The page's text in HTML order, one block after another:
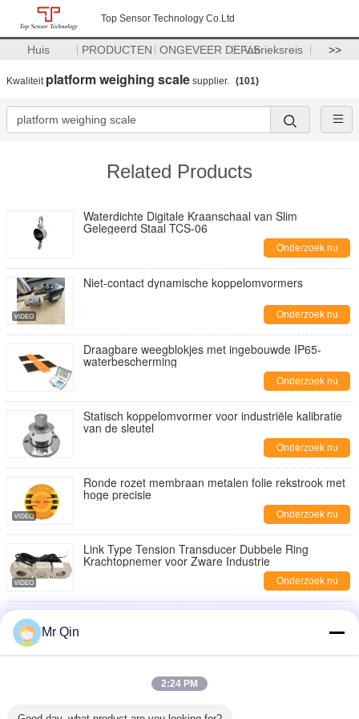
Top Sensor Technology Co.Ltd
Huis PRODUCTEN ONGEVEER DE V.S.Fabrieksreis >>
Kwaliteit platform weighing scale supplier. (101)
Related Products
Waterdichte Digitale Kraanschaal van Slim
Gelegeerd Staal TCS-06
Onderzoek nu
Niet-contact dynamische koppelomvormers
Onderzoek nu
Draagbare weegblokjes met ingebouwde IP65-
waterbescherming
Onderzoek nu
Statisch koppelomvormer voor industriële kalibratie
van de sleutel
Onderzoek nu
Ronde rozet membraan metalen folie rekstrook met
hoge precisie
Onderzoek nu
Link Type Tension Transducer Dubbele Ring
Krachtopnemer voor Zware Industrie
Onderzoek nu
Max Capacity 20.000kg Portable Axle Scale Portable
Weighing for Various Applications
Mr Qin
2:24 PM